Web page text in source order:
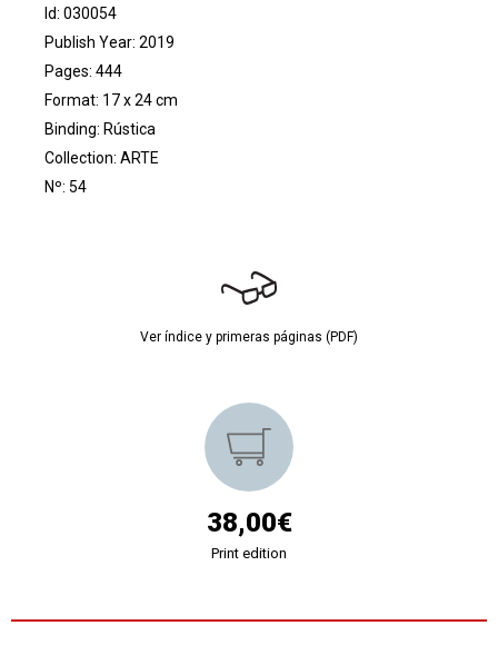
Id: 030054
Publish Year: 2019
Pages: 444
Format: 17 x 24 cm
Binding: Rústica
Collection: ARTE
Nº: 54
Ver índice y primeras páginas (PDF)
38,00€
Print edition